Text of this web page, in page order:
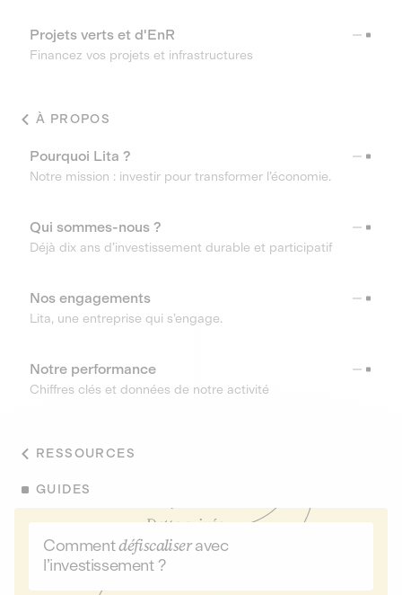
Projets verts et d'EnR
Financez vos projets et infrastructures
À PROPOS
Pourquoi Lita ?
Notre mission : investir pour transformer l’économie.
Qui sommes-nous ?
Déjà dix ans d’investissement durable et participatif
Nos engagements
Lita, une entreprise qui s’engage.
Notre performance
Chiffres clés et données de notre activité
RESSOURCES
GUIDES
Commentdéfiscaliser avec
l’investissement ?